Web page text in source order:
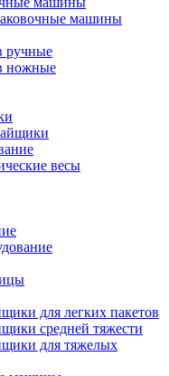
машины
ручные
ножные
весы
для легких пакетов
средней тяжести
для тяжелых